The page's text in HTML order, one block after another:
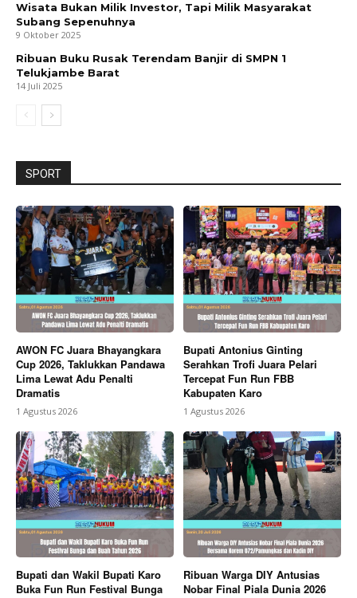
Wisata Bukan Milik Investor, Tapi Milik Masyarakat
Subang Sepenuhnya
9 Oktober 2025
Ribuan Buku Rusak Terendam Banjir di SMPN 1
Telukjambe Barat
14 Juli 2025
SPORT
AWON FC Juara Bhayangkara
Cup 2026, Taklukkan Pandawa
Lima Lewat Adu Penalti
Dramatis
1 Agustus 2026
Bupati Antonius Ginting
Serahkan Trofi Juara Pelari
Tercepat Fun Run FBB
Kabupaten Karo
1 Agustus 2026
Bupati dan Wakil Bupati Karo
Buka Fun Run Festival Bunga
Ribuan Warga DIY Antusias
Nobar Final Piala Dunia 2026